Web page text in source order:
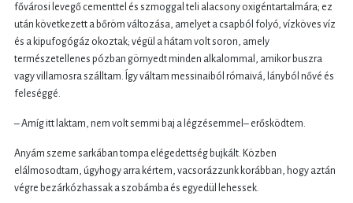
fővárosi levegő cementtel és szmoggal teli alacsony oxigéntartalmára; ez
után következett a bőröm változása, amelyet a csapból folyó, vízköves víz
és a kipufogógáz okoztak; végül a hátam volt soron, amely
természetellenes pózban görnyedt minden alkalommal, amikor buszra
vagy villamosra szálltam. Így váltam messinaiból rómaivá, lányból nővé és
feleséggé.
– Amíg itt laktam, nem volt semmi baj a légzésemmel– erősködtem.
Anyám szeme sarkában tompa elégedettség bujkált. Közben
elálmosodtam, úgyhogy arra kértem, vacsorázzunk korábban, hogy aztán
végre bezárkózhassak a szobámba és egyedül lehessek.